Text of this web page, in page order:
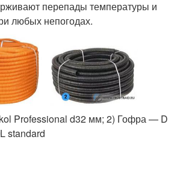
перепады температуры и
любых непогодах.
Professional d32 мм; 2) Гофра — D
standard